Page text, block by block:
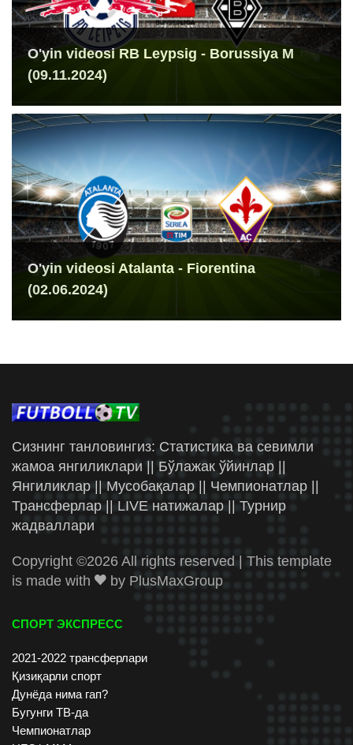
O'yin videosi RB Leypsig - Borussiya M
(09.11.2024)
O'yin videosi Atalanta - Fiorentina
(02.06.2024)
Сизнинг танловингиз: Статистика ва севимли
жамоа янгиликлари || Бўлажак ўйинлар ||
Янгиликлар || Мусобақалар || Чемпионатлар ||
Трансферлар || LIVE натижалар || Турнир
жадваллари
Copyright ©2026 All rights reserved | This template
is made with
by PlusMaxGroup
СПОРТ ЭКСПРЕСС
2021-2022 трансферлари
Қизиқарли спорт
Дунёда нима гап?
Бугунги ТВ-да
Чемпионатлар